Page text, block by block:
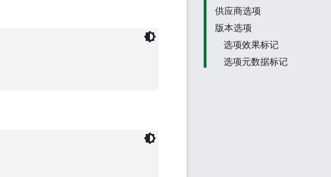
供应商选项
版本选项
选项效果标记
选项元数据标记